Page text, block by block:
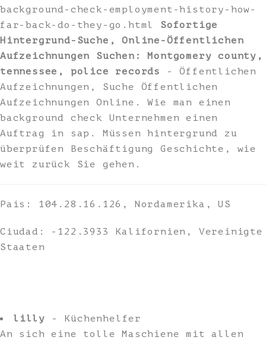
background-check-employment-history-how-
far-back-do-they-go.html Sofortige
Hintergrund-Suche, Online-Öffentlichen
Aufzeichnungen Suchen: Montgomery county,
tennessee, police records
- Öffentlichen
Aufzeichnungen, Suche Öffentlichen
Aufzeichnungen Online. Wie man einen
background check Unternehmen einen
Auftrag in sap. Müssen hintergrund zu
überprüfen Beschäftigung Geschichte, wie
weit zurück Sie gehen.
País: 104.28.16.126, Nordamerika, US
Ciudad: -122.3933 Kalifornien, Vereinigte
Staaten
lilly - Küchenhelfer
An sich eine tolle Maschiene mit allen